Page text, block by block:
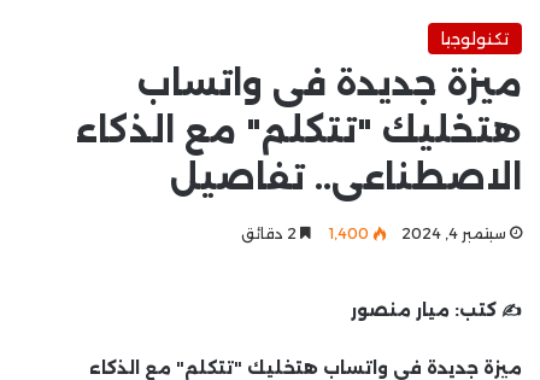
تكنولوجيا
ميزة جديدة فى واتساب
هتخليك "تتكلم" مع الذكاء
الاصطناعى.. تفاصيل
سبتمبر 4, 2024 1٬400
✍️ كتب: ميار منصور
ميزة جديدة فى واتساب هتخليك "تتكلم" مع الذكاء